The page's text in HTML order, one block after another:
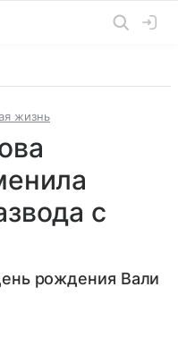
жизнь
с
рождения Вали